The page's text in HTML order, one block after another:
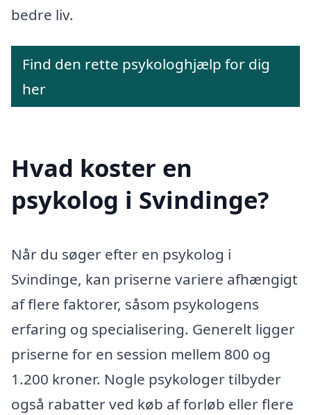
bedre liv.
Find den rette psykologhjælp for dig
her
Hvad koster en
psykolog i Svindinge?
Når du søger efter en psykolog i
Svindinge, kan priserne variere afhængigt
af flere faktorer, såsom psykologens
erfaring og specialisering. Generelt ligger
priserne for en session mellem 800 og
1.200 kroner. Nogle psykologer tilbyder
også rabatter ved køb af forløb eller flere